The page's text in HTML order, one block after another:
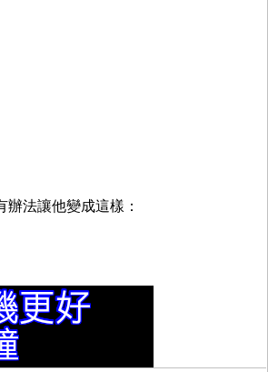
法讓他變成這樣：